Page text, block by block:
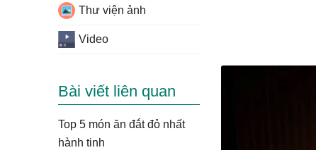
Thư viện ảnh
Video
Bài viết liên quan
Top 5 món ăn đắt đỏ nhất
hành tinh